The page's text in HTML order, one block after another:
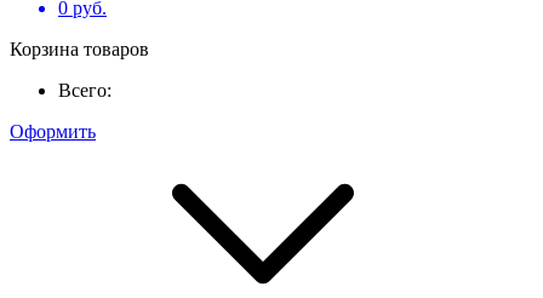
0 руб.
Корзина товаров
Всего:
Оформить